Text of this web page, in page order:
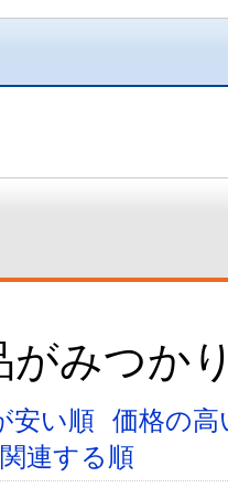
がみつか
安い順 価格の
連する順